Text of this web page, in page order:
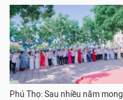
Phú Thọ: Sau nhiều năm mong